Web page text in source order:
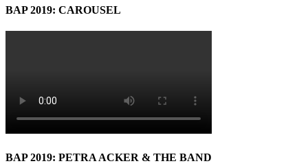
BAP 2019: CAROUSEL
BAP 2019: PETRA ACKER & THE BAND